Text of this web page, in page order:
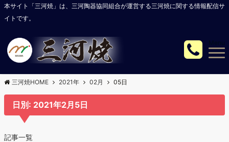
本サイト「三河焼」は、三河陶器協同組合が運営する三河焼に関する情報配信サ
イトです。
Menu
三河焼HOME 2021年 02月 05日
日別: 2021年2月5日
記事一覧